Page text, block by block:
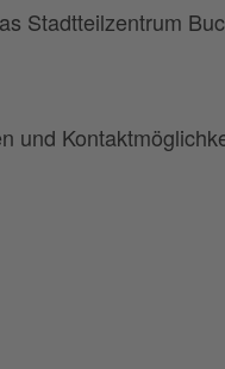
Stadtteilzentrum
und